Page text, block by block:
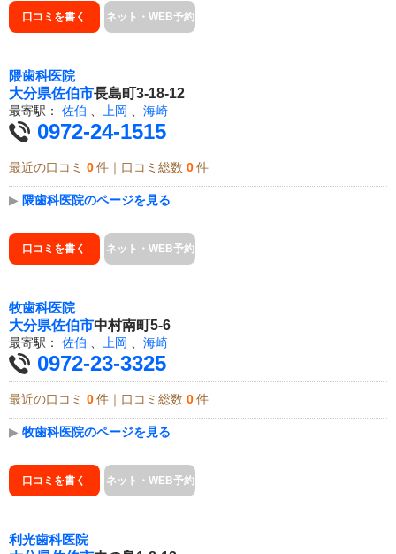
口コミを書く ネット・WEB予約
隈歯科医院
大分県佐伯市長島町3-18-12
最寄駅： 佐伯 上岡 海崎
0972-24-1515
最近の口コミ 0 件｜口コミ総数 0 件
▶ 隈歯科医院のページを見る
口コミを書く ネット・WEB予約
牧歯科医院
大分県佐伯市中村南町5-6
最寄駅： 佐伯 上岡 海崎
0972-23-3325
最近の口コミ 0 件｜口コミ総数 0 件
▶ 牧歯科医院のページを見る
口コミを書く ネット・WEB予約
利光歯科医院